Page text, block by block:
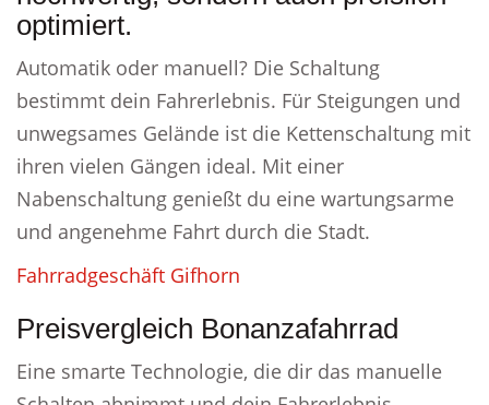
optimiert.
Automatik oder manuell? Die Schaltung
bestimmt dein Fahrerlebnis. Für Steigungen und
unwegsames Gelände ist die Kettenschaltung mit
ihren vielen Gängen ideal. Mit einer
Nabenschaltung genießt du eine wartungsarme
und angenehme Fahrt durch die Stadt.
Fahrradgeschäft Gifhorn
Preisvergleich Bonanzafahrrad
Eine smarte Technologie, die dir das manuelle